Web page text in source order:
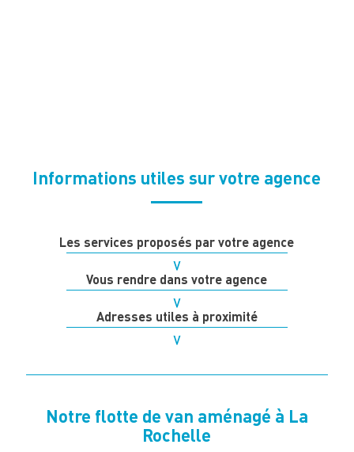
Informations utiles sur votre agence
Les services proposés par votre agence
Vous rendre dans votre agence
Adresses utiles à proximité
Notre flotte de van aménagé à La
Rochelle